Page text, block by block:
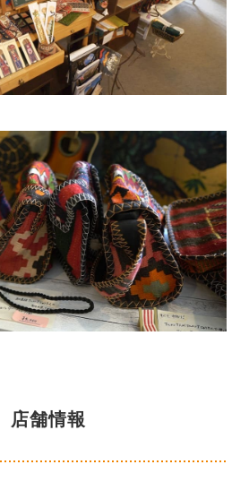
店舗情報